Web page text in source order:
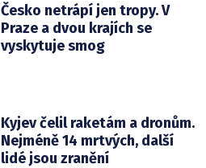
Česko netrápí jen tropy. V
Praze a dvou krajích se
vyskytuje smog
Kyjev čelil raketám a dronům.
Nejméně 14 mrtvých, další
lidé jsou zranění